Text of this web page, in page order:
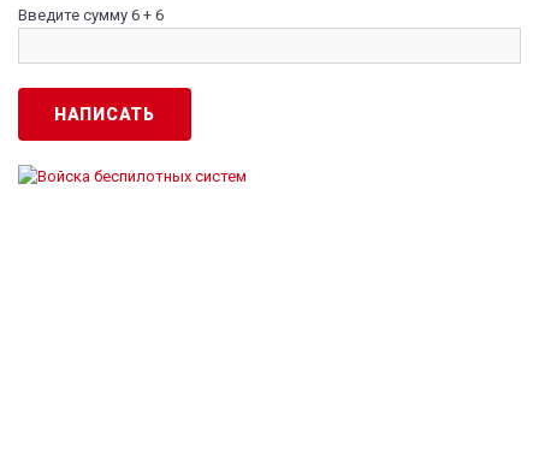
Введите сумму 6 + 6